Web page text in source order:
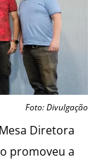
Foto: Divulgação
Diretora
promoveu a